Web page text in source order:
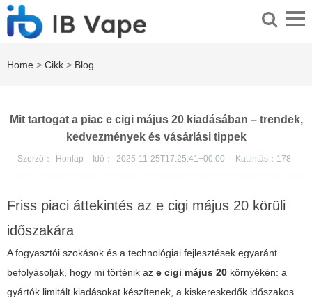
Home > Cikk > Blog
Mit tartogat a piac e cigi május 20 kiadásában – trendek,
kedvezmények és vásárlási tippek
Szerző： Honlap Idő： 2025-11-25T17:25:41+00:00 Kattintás： 178
Friss piaci áttekintés az e cigi május 20 körüli
időszakára
A fogyasztói szokások és a technológiai fejlesztések egyaránt
befolyásolják, hogy mi történik az e cigi május 20 környékén: a
gyártók limitált kiadásokat készítenek, a kiskereskedők időszakos